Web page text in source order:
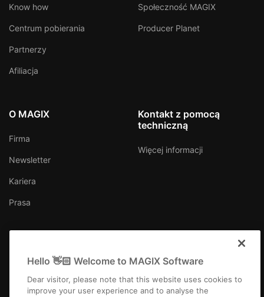
Know how
Centrum pobierania
Partnerzy
Afiliacja
Społeczność MAGIX
Producer Planet
O MAGIX
Firma
Newsletter
Kariera
Prasa
Kontakt z pomocą
techniczną
Więcej informacji
Hello 👋🏻 Welcome to MAGIX Software
Dear visitor, please note that this website uses cookies to
improve your user experience and to analyse the